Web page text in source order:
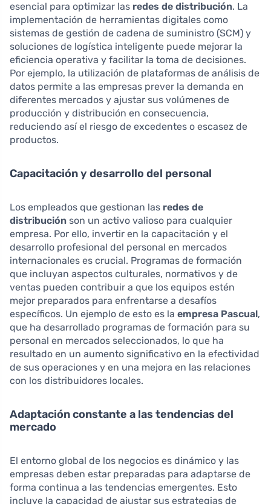
esencial para optimizar las redes de distribución. La
implementación de herramientas digitales como
sistemas de gestión de cadena de suministro (SCM) y
soluciones de logística inteligente puede mejorar la
eficiencia operativa y facilitar la toma de decisiones.
Por ejemplo, la utilización de plataformas de análisis de
datos permite a las empresas prever la demanda en
diferentes mercados y ajustar sus volúmenes de
producción y distribución en consecuencia,
reduciendo así el riesgo de excedentes o escasez de
productos.
Capacitación y desarrollo del personal
Los empleados que gestionan las redes de
distribución son un activo valioso para cualquier
empresa. Por ello, invertir en la capacitación y el
desarrollo profesional del personal en mercados
internacionales es crucial. Programas de formación
que incluyan aspectos culturales, normativos y de
ventas pueden contribuir a que los equipos estén
mejor preparados para enfrentarse a desafíos
específicos. Un ejemplo de esto es la empresa Pascual,
que ha desarrollado programas de formación para su
personal en mercados seleccionados, lo que ha
resultado en un aumento significativo en la efectividad
de sus operaciones y en una mejora en las relaciones
con los distribuidores locales.
Adaptación constante a las tendencias del
mercado
El entorno global de los negocios es dinámico y las
empresas deben estar preparadas para adaptarse de
forma continua a las tendencias emergentes. Esto
incluye la capacidad de ajustar sus estrategias de